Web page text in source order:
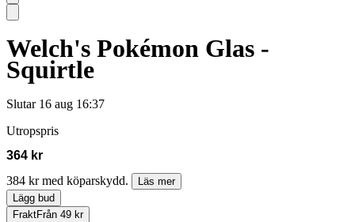
Welch's Pokémon Glas -
Squirtle
Slutar 16 aug 16:37
Utropspris
364 kr
384 kr med köparskydd.
Läs mer
Lägg bud
FraktFrån 49 kr